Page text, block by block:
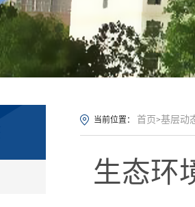
当前位置： 首页>基层动
生态环